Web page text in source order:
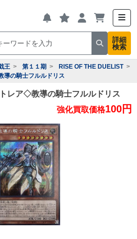
詳細
検索
王 第１１期
RISE OF THE DUELIST
導の騎士フルルドリス
レア◇教導の騎士フルルドリス
強化買取価格100円